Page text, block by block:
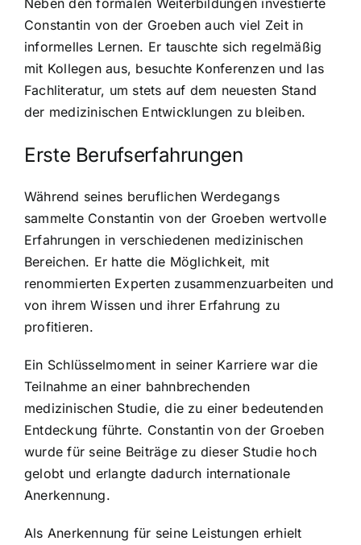
Neben den formalen Weiterbildungen investierte
Constantin von der Groeben auch viel Zeit in
informelles Lernen. Er tauschte sich regelmäßig
mit Kollegen aus, besuchte Konferenzen und las
Fachliteratur, um stets auf dem neuesten Stand
der medizinischen Entwicklungen zu bleiben.
Erste Berufserfahrungen
Während seines beruflichen Werdegangs
sammelte Constantin von der Groeben wertvolle
Erfahrungen in verschiedenen medizinischen
Bereichen. Er hatte die Möglichkeit, mit
renommierten Experten zusammenzuarbeiten und
von ihrem Wissen und ihrer Erfahrung zu
profitieren.
Ein Schlüsselmoment in seiner Karriere war die
Teilnahme an einer bahnbrechenden
medizinischen Studie, die zu einer bedeutenden
Entdeckung führte. Constantin von der Groeben
wurde für seine Beiträge zu dieser Studie hoch
gelobt und erlangte dadurch internationale
Anerkennung.
Als Anerkennung für seine Leistungen erhielt